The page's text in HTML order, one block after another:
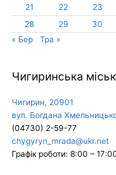
21
22 23
28
29
30
« Бер
Тра »
Чигиринська
Чигирин, 20901
вул. Богдана
(04730) 2-59-77
chygyryn_mrada@ukr.net
Графік роботи: 8:00 –